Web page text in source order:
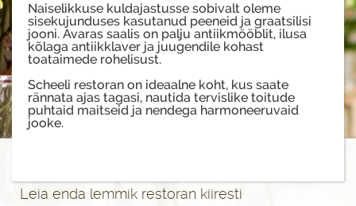
Naiselikkuse kuldajastusse sobivalt oleme
sisekujunduses kasutanud peeneid ja graatsilisi
jooni. Avaras saalis on palju antiikmööblit, ilusa
kõlaga antiikklaver ja juugendile kohast
toataimede rohelisust.
Scheeli restoran on ideaalne koht, kus saate
rännata ajas tagasi, nautida tervislike toitude
puhtaid maitseid ja nendega harmoneeruvaid
jooke.
Leia enda lemmik restoran kiiresti